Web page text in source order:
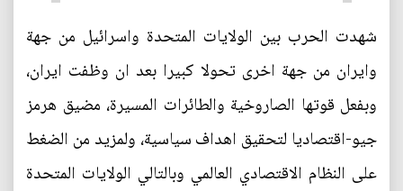
شهدت الحرب بين الولايات المتحدة واسرائيل من جهة
وايران من جهة اخرى تحولا كبيرا بعد ان وظفت ايران،
وبفعل قوتها الصاروخية والطائرات المسيرة، مضيق هرمز
جيو-اقتصاديا لتحقيق اهداف سياسية، ولمزيد من الضغط
على النظام الاقتصادي العالمي وبالتالي الولايات المتحدة